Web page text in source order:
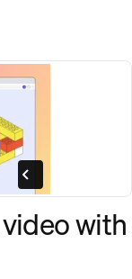
with